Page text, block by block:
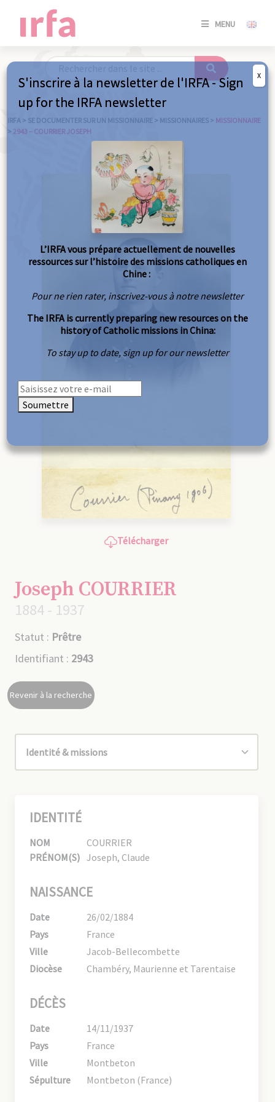
MENU
SE
/
IRFA > SE DOCUMENTER SUR UN MISSIONNAIRE > MISSIONNAIRES > MISSIONNAIRE
> 2943 – COURRIER JOSEPH
Télécharger
Joseph COURRIER
1884 - 1937
Statut : Prêtre
Identifiant : 2943
Revenir à la recherche
IDENTITÉ
NOM
COURRIER
PRÉNOM(S) Joseph, Claude
NAISSANCE
Date
26/02/1884
Pays
France
Ville
Jacob-Bellecombette
Diocèse
Chambéry, Maurienne et Tarentaise
DÉCÈS
Date
14/11/1937
Pays
France
Ville
Montbeton
Sépulture
Montbeton (France)
S'inscrire à la newsletter de l'IRFA - Sign
up for the IRFA newsletter
L’IRFA vous prépare actuellement de nouvelles
ressources sur l’histoire des missions catholiques en
Chine :
Pour ne rien rater, inscrivez-vous à notre newsletter
The IRFA is currently preparing new resources on the
history of Catholic missions in China:
To stay up to date, sign up for our newsletter
Soumettre
X